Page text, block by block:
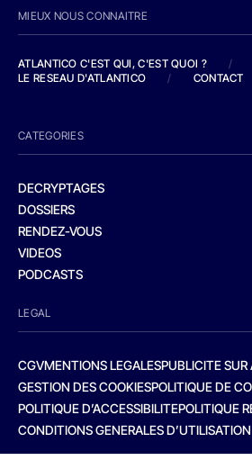
MIEUX NOUS CONNAITRE
ATLANTICO C'EST QUI, C'EST QUOI ?
/
LE RESEAU D'ATLANTICO
/ CONTACT
CATEGORIES
DECRYPTAGES
DOSSIERS
RENDEZ-VOUS
VIDEOS
PODCASTS
LEGAL
CGVMENTIONS LEGALESPUBLICITE
GESTION DES COOKIESPOLITIQUE DE
POLITIQUE D’ACCESSIBILITEPOLITIQUE
CONDITIONS GENERALES D’UTILISATION